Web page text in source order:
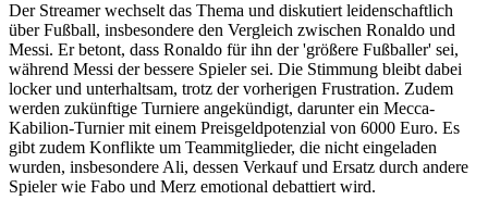
Der Streamer wechselt das Thema und diskutiert leidenschaftlich
über Fußball, insbesondere den Vergleich zwischen Ronaldo und
Messi. Er betont, dass Ronaldo für ihn der 'größere Fußballer' sei,
während Messi der bessere Spieler sei. Die Stimmung bleibt dabei
locker und unterhaltsam, trotz der vorherigen Frustration. Zudem
werden zukünftige Turniere angekündigt, darunter ein Mecca-
Kabilion-Turnier mit einem Preisgeldpotenzial von 6000 Euro. Es
gibt zudem Konflikte um Teammitglieder, die nicht eingeladen
wurden, insbesondere Ali, dessen Verkauf und Ersatz durch andere
Spieler wie Fabo und Merz emotional debattiert wird.